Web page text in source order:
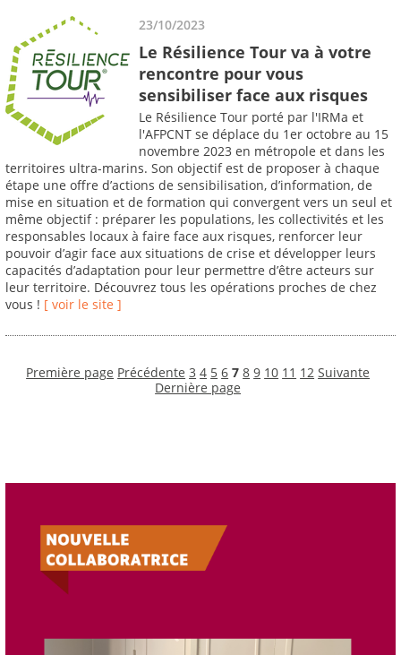
23/10/2023
Le Résilience Tour va à votre
rencontre pour vous
sensibiliser face aux risques
Le Résilience Tour porté par l'IRMa et
l'AFPCNT se déplace du 1er octobre au 15
novembre 2023 en métropole et dans les
territoires ultra-marins. Son objectif est de proposer à chaque
étape une offre d’actions de sensibilisation, d’information, de
mise en situation et de formation qui convergent vers un seul et
même objectif : préparer les populations, les collectivités et les
responsables locaux à faire face aux risques, renforcer leur
pouvoir d’agir face aux situations de crise et développer leurs
capacités d’adaptation pour leur permettre d’être acteurs sur
leur territoire. Découvrez tous les opérations proches de chez
vous ! [ voir le site ]
Première page Précédente 3 4 5 6 7 8 9 10 11 12 Suivante
Dernière page